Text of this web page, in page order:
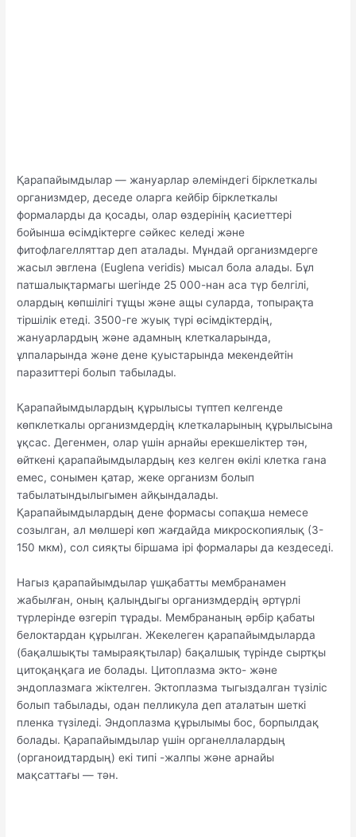
Қарапайымдылар — жануарлар әлеміндегі бірклеткалы
организмдер, деседе оларга кейбір бірклеткалы
формаларды да қосады, олар өздерінің қасиеттері
бойынша өсімдіктерге сәйкес келеді және
фитофлагелляттар деп аталады. Мұндай организмдерге
жасыл эвглена (Euglena veridis) мысал бола алады. Бұл
патшалықтармагы шегінде 25 000-нан аса түр белгілі,
олардың көпшілігі тұщы және ащы суларда, топырақта
тіршілік етеді. 3500-ге жуық түрі өсімдіктердің,
жануарлардың және адамның клеткаларында,
ұлпаларында және дене қуыстарында мекендейтін
паразиттері болып табылады.
Қарапайымдылардың құрылысы түптеп келгенде
көпклеткалы организмдердің клеткаларының құрылысына
ұқсас. Дегенмен, олар үшін арнайы ерекшеліктер тән,
өйткені қарапайымдылардың кез келген өкілі клетка гана
емес, сонымен қатар, жеке организм болып
табылатындылыгымен айқындалады.
Қарапайымдылардың дене формасы сопақша немесе
созылган, ал мөлшері көп жағдайда микроскопиялық (3-
150 мкм), сол сияқты біршама ірі формалары да кездеседі.
Нагыз қарапайымдылар үшқабатты мембранамен
жабылған, оның қалыңдыгы организмдердің әртүрлі
түрлерінде өзгеріп тұрады. Мембрананың әрбір қабаты
белоктардан құрылган. Жекелеген қарапайымдыларда
(бақалшықты тамыраяқтылар) бақалшық түрінде сыртқы
цитоқаңқага ие болады. Цитоплазма экто- және
эндоплазмага жіктелген. Эктоплазма тыгыздалган түзіліс
болып табылады, одан пелликула деп аталатын шеткі
пленка түзіледі. Эндоплазма құрылымы бос, борпылдақ
болады. Қарапайымдылар үшін органеллалардың
(органоидтардың) екі типі -жалпы және арнайы
мақсаттағы — тән.